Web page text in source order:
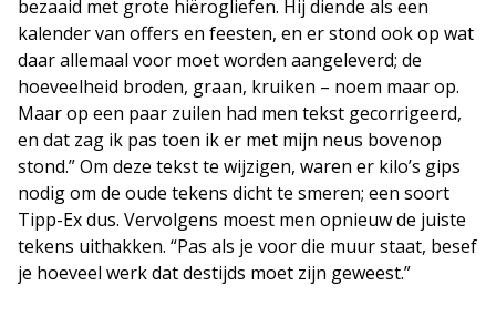
bezaaid met grote hiërogliefen. Hij diende als een
kalender van offers en feesten, en er stond ook op wat
daar allemaal voor moet worden aangeleverd; de
hoeveelheid broden, graan, kruiken – noem maar op.
Maar op een paar zuilen had men tekst gecorrigeerd,
en dat zag ik pas toen ik er met mijn neus bovenop
stond.” Om deze tekst te wijzigen, waren er kilo’s gips
nodig om de oude tekens dicht te smeren; een soort
Tipp-Ex dus. Vervolgens moest men opnieuw de juiste
tekens uithakken. “Pas als je voor die muur staat, besef
je hoeveel werk dat destijds moet zijn geweest.”